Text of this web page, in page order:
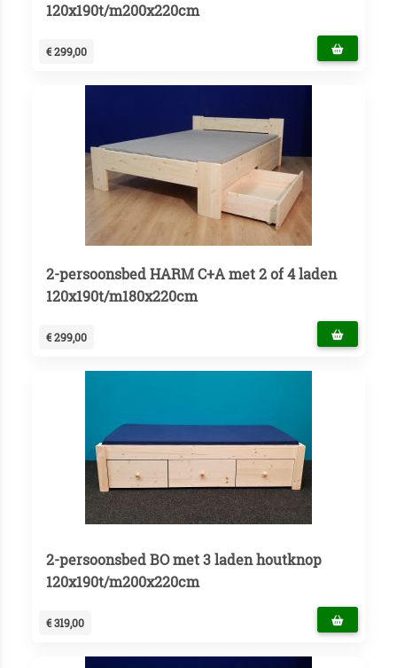
120x190t/m200x220cm
€ 299,00
2-persoonsbed HARM C+A met 2 of 4 laden
120x190t/m180x220cm
€ 299,00
2-persoonsbed BO met 3 laden houtknop
120x190t/m200x220cm
€ 319,00